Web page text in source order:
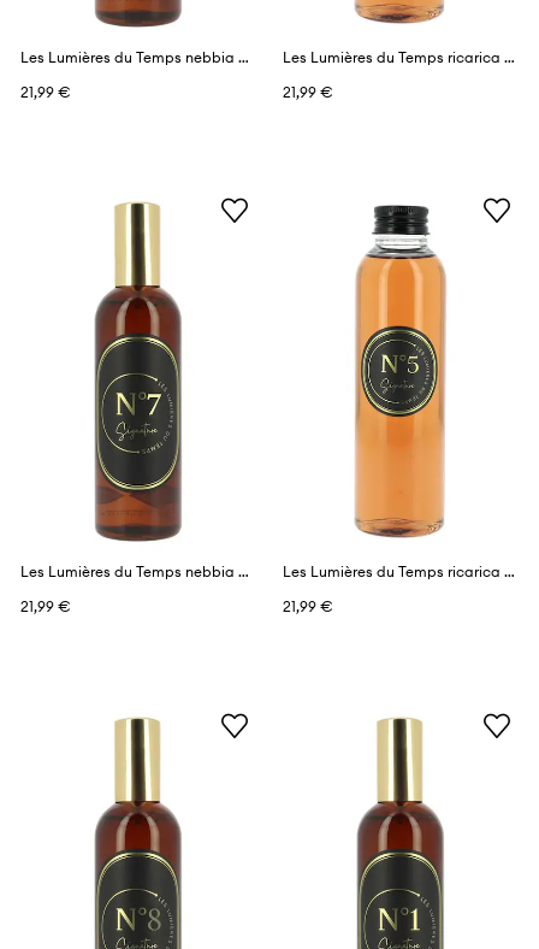
Les Lumières du Temps nebbia profumata 100 ml
21,99 €
Les Lumières du Temps ricarica profumi 150 ml
21,99 €
Les Lumières du Temps nebbia profumata 100 ml
21,99 €
Les Lumières du Temps ricarica profumi 150 ml
21,99 €